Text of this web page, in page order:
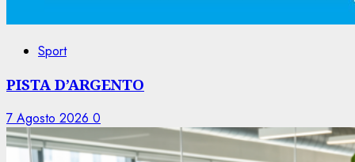
Sport
PISTA D’ARGENTO
7 Agosto 2026 0